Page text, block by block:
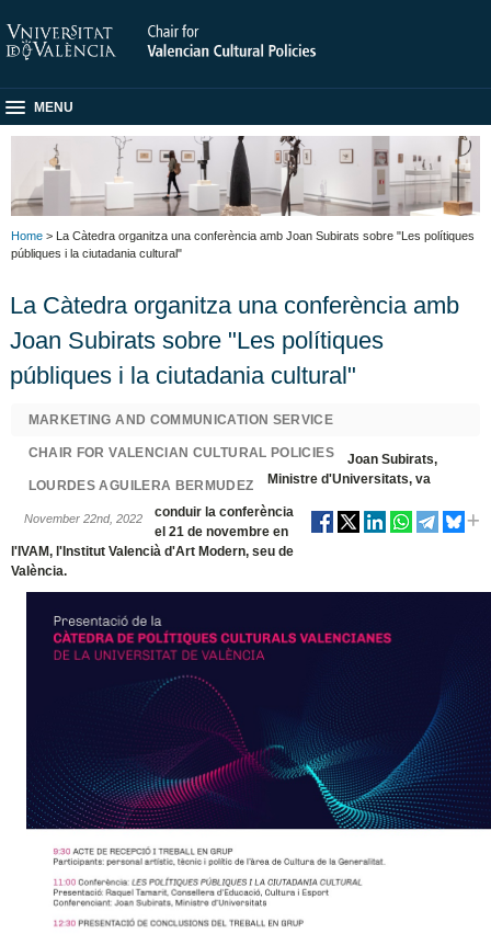
MENU
Home > La Càtedra organitza una conferència amb Joan Subirats sobre "Les polítiques
públiques i la ciutadania cultural"
La Càtedra organitza una conferència amb
Joan Subirats sobre "Les polítiques
públiques i la ciutadania cultural"
MARKETING AND COMMUNICATION SERVICE
CHAIR FOR VALENCIAN CULTURAL POLICIES
LOURDES AGUILERA BERMUDEZ
November 22nd, 2022
Joan Subirats,
Ministre d'Universitats, va
conduir la conferència
el 21 de novembre en
l'IVAM, l'Institut Valencià d'Art Modern, seu de
València.